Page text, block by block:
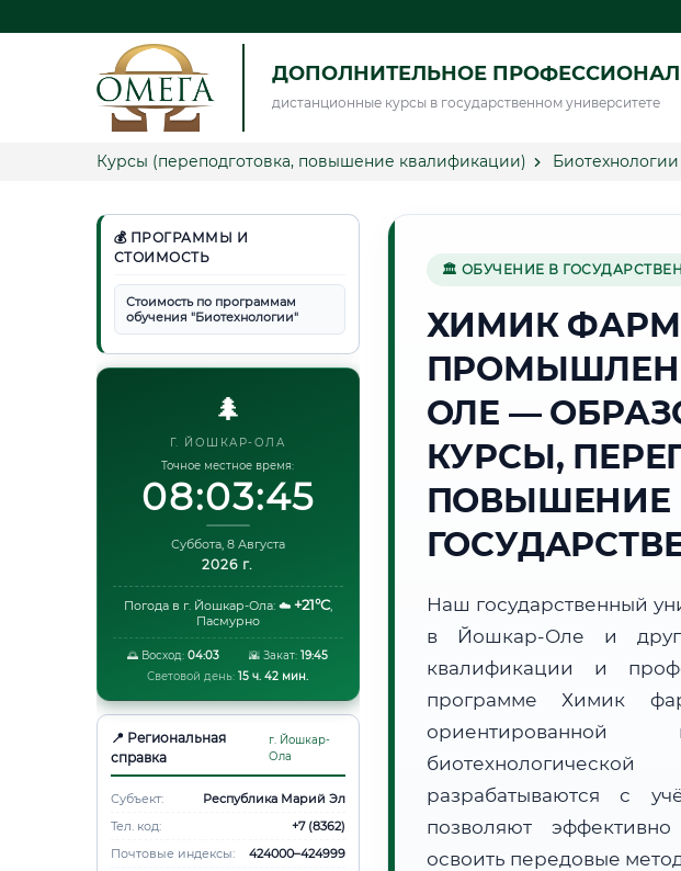
ДОПОЛНИТЕЛЬНОЕ
дистанционные курсы в государственном университете
Курсы (переподготовка, повышение квалификации) Биотехнологии
💰 ПРОГРАММЫ И
СТОИМОСТЬ
Стоимость по программам
обучения "Биотехнологии"
🌲
Г. ЙОШКАР-ОЛА
Точное местное время:
08:03:46
Суббота, 8 Августа
2026 г.
Погода в г. Йошкар-Ола: ☁️ +21°C,
Пасмурно
🌅 Восход: 04:03 🌇 Закат: 19:45
Световой день: 15 ч. 42 мин.
📍 Региональная
справка
г. Йошкар-
Ола
Субъект:
Республика Марий Эл
Тел. код:
+7 (8362)
Почтовые индексы:
424000–424999
🏛 ОБУЧЕНИЕ В
ХИМИК
ОЛЕ —
КУРСЫ,
ПОВЫШЕНИЕ
Наш государственный
в Йошкар-Оле и
квалификации и
программе Химик
разрабатываются с
позволяют
освоить передовые